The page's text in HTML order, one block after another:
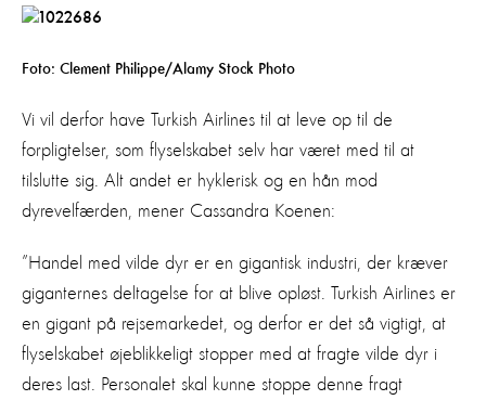
Foto: Clement Philippe/Alamy Stock Photo
Vi vil derfor have Turkish Airlines til at leve op til de
forpligtelser, som flyselskabet selv har været med til at
tilslutte sig. Alt andet er hyklerisk og en hån mod
dyrevelfærden, mener Cassandra Koenen:
”Handel med vilde dyr er en gigantisk industri, der kræver
giganternes deltagelse for at blive opløst. Turkish Airlines er
en gigant på rejsemarkedet, og derfor er det så vigtigt, at
flyselskabet øjeblikkeligt stopper med at fragte vilde dyr i
deres last. Personalet skal kunne stoppe denne fragt